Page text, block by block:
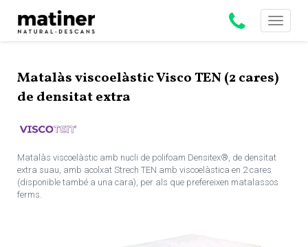
Toggle
Matalàs viscoelàstic Visco TEN (2 cares)
de densitat extra
Matalàs viscoelàstic amb nucli de polifoam Densitex®, de densitat
extra suau, amb acolxat Strech TEN amb viscoelàstica en 2 cares
(disponible també a una cara), per als que prefereixen matalassos
ferms.